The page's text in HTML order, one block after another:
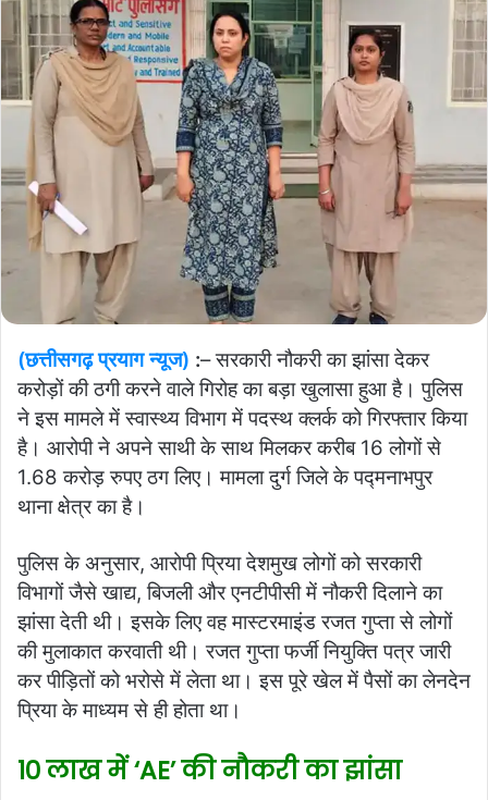
(छत्तीसगढ़ प्रयाग न्यूज) :– सरकारी नौकरी का झांसा देकर
करोड़ों की ठगी करने वाले गिरोह का बड़ा खुलासा हुआ है। पुलिस
ने इस मामले में स्वास्थ्य विभाग में पदस्थ क्लर्क को गिरफ्तार किया
है। आरोपी ने अपने साथी के साथ मिलकर करीब 16 लोगों से
1.68 करोड़ रुपए ठग लिए। मामला दुर्ग जिले के पद्मनाभपुर
थाना क्षेत्र का है।
पुलिस के अनुसार, आरोपी प्रिया देशमुख लोगों को सरकारी
विभागों जैसे खाद्य, बिजली और एनटीपीसी में नौकरी दिलाने का
झांसा देती थी। इसके लिए वह मास्टरमाइंड रजत गुप्ता से लोगों
की मुलाकात करवाती थी। रजत गुप्ता फर्जी नियुक्ति पत्र जारी
कर पीड़ितों को भरोसे में लेता था। इस पूरे खेल में पैसों का लेनदेन
प्रिया के माध्यम से ही होता था।
10 लाख में ‘AE’ की नौकरी का झांसा